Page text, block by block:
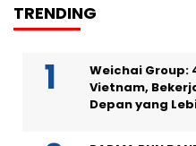
TRENDING
Weichai Group:
Vietnam,
Depan yang